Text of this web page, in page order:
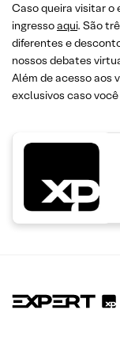
Caso queira visitar
ingressoaqui. São
diferentes e
nossos debates
Além de acesso aos
exclusivos caso